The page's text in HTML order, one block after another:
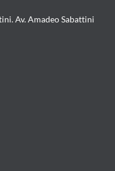
Av. Amadeo Sabattini